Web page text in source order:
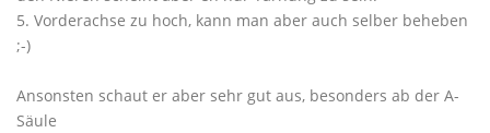
5. Vorderachse zu hoch, kann man aber auch selber beheben
;-)
Ansonsten schaut er aber sehr gut aus, besonders ab der A-
Säule